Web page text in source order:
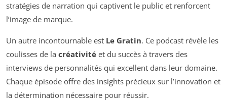
stratégies de narration qui captivent le public et renforcent
l’image de marque.
Un autre incontournable est Le Gratin. Ce podcast révèle les
coulisses de la créativité et du succès à travers des
interviews de personnalités qui excellent dans leur domaine.
Chaque épisode offre des insights précieux sur l’innovation et
la détermination nécessaire pour réussir.